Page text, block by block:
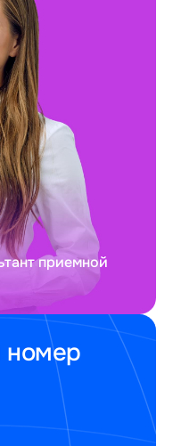
номер
приемной